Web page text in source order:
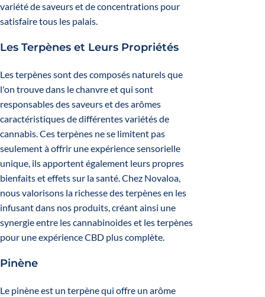
variété de saveurs et de concentrations pour
satisfaire tous les palais.
Les Terpènes et Leurs Propriétés
Les terpènes sont des composés naturels que
l'on trouve dans le chanvre et qui sont
responsables des saveurs et des arômes
caractéristiques de différentes variétés de
cannabis. Ces terpènes ne se limitent pas
seulement à offrir une expérience sensorielle
unique, ils apportent également leurs propres
bienfaits et effets sur la santé. Chez Novaloa,
nous valorisons la richesse des terpènes en les
infusant dans nos produits, créant ainsi une
synergie entre les cannabinoides et les terpènes
pour une expérience CBD plus complète.
Pinène
Le pinène est un terpène qui offre un arôme